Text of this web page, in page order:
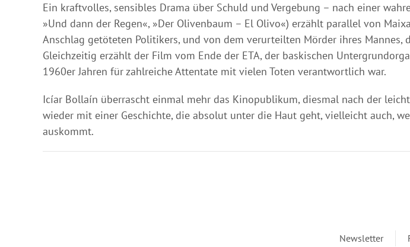
Ein kraftvolles, sensibles Drama über Schuld und Vergebung – nach einer
»Und dann der Regen«, »Der Olivenbaum – El Olivo«) erzählt parallel von
Anschlag getöteten Politikers, und von dem verurteilten Mörder ihres
Gleichzeitig erzählt der Film vom Ende der ETA, der baskischen
1960er Jahren für zahlreiche Attentate mit vielen Toten verantwortlich war.
Icíar Bollaín überrascht einmal mehr das Kinopublikum, diesmal nach der
wieder mit einer Geschichte, die absolut unter die Haut geht, vielleicht auch,
auskommt.
Newsletter